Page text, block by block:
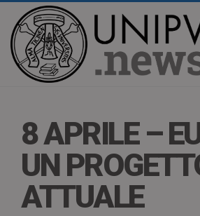
8 APRILE –
UN
ATTUALE